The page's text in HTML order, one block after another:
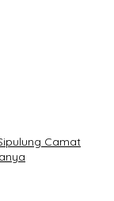
Camat